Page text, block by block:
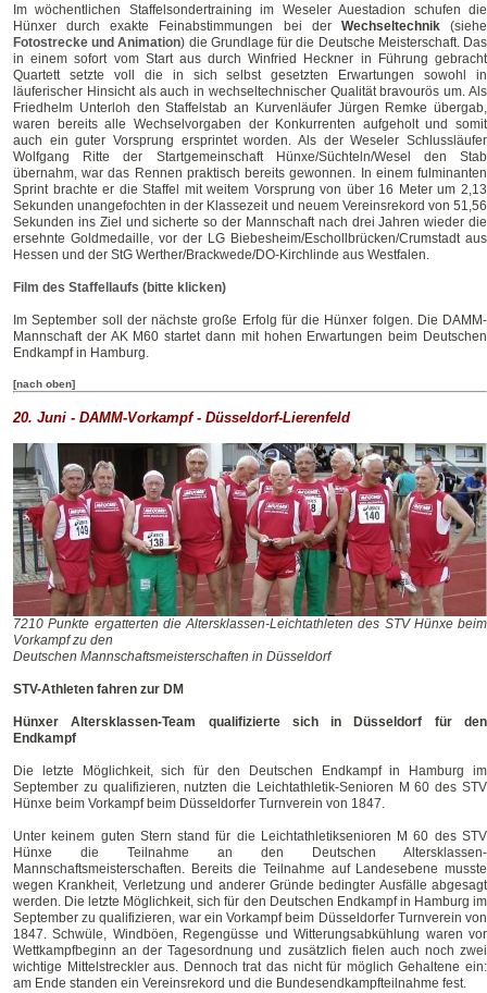
Im wöchentlichen Staffelsondertraining im Weseler Auestadion schufen die
Hünxer durch exakte Feinabstimmungen bei der Wechseltechnik(siehe
Fotostrecke und Animation) die Grundlage für die Deutsche Meisterschaft. Das
in einem sofort vom Start aus durch Winfried Heckner in Führung gebracht
Quartett setzte voll die in sich selbst gesetzten Erwartungen sowohl in
läuferischer Hinsicht als auch in wechseltechnischer Qualität bravourös um. Als
Friedhelm Unterloh den Staffelstab an Kurvenläufer Jürgen Remke übergab,
waren bereits alle Wechselvorgaben der Konkurrenten aufgeholt und somit
auch ein guter Vorsprung ersprintet worden. Als der Weseler Schlussläufer
Wolfgang Ritte der Startgemeinschaft Hünxe/Süchteln/Wesel den Stab
übernahm, war das Rennen praktisch bereits gewonnen. In einem fulminanten
Sprint brachte er die Staffel mit weitem Vorsprung von über 16 Meter um 2,13
Sekunden unangefochten in der Klassezeit und neuem Vereinsrekord von 51,56
Sekunden ins Ziel und sicherte so der Mannschaft nach drei Jahren wieder die
ersehnte Goldmedaille, vor der LG Biebesheim/Eschollbrücken/Crumstadt aus
Hessen und der StG Werther/Brackwede/DO-Kirchlinde aus Westfalen.
Film des Staffellaufs (bitte klicken)
Im September soll der nächste große Erfolg für die Hünxer folgen. Die DAMM-
Mannschaft der AK M60 startet dann mit hohen Erwartungen beim Deutschen
Endkampf in Hamburg.
[nach oben]
20. Juni - DAMM-Vorkampf - Düsseldorf-Lierenfeld
7210 Punkte ergatterten die Altersklassen-Leichtathleten des STV Hünxe beim
Vorkampf zu den
Deutschen Mannschaftsmeisterschaften in Düsseldorf
STV-Athleten fahren zur DM
Hünxer Altersklassen-Team qualifizierte sich in Düsseldorf für den
Endkampf
Die letzte Möglichkeit, sich für den Deutschen Endkampf in Hamburg im
September zu qualifizieren, nutzten die Leichtathletik-Senioren M 60 des STV
Hünxe beim Vorkampf beim Düsseldorfer Turnverein von 1847.
Unter keinem guten Stern stand für die Leichtathletiksenioren M 60 des STV
Hünxe die Teilnahme an den Deutschen Altersklassen-
Mannschaftsmeisterschaften. Bereits die Teilnahme auf Landesebene musste
wegen Krankheit, Verletzung und anderer Gründe bedingter Ausfälle abgesagt
werden. Die letzte Möglichkeit, sich für den Deutschen Endkampf in Hamburg im
September zu qualifizieren, war ein Vorkampf beim Düsseldorfer Turnverein von
1847. Schwüle, Windböen, Regengüsse und Witterungsabkühlung waren vor
Wettkampfbeginn an der Tagesordnung und zusätzlich fielen auch noch zwei
wichtige Mittelstreckler aus. Dennoch trat das nicht für möglich Gehaltene ein:
am Ende standen ein Vereinsrekord und die Bundesendkampfteilnahme fest.